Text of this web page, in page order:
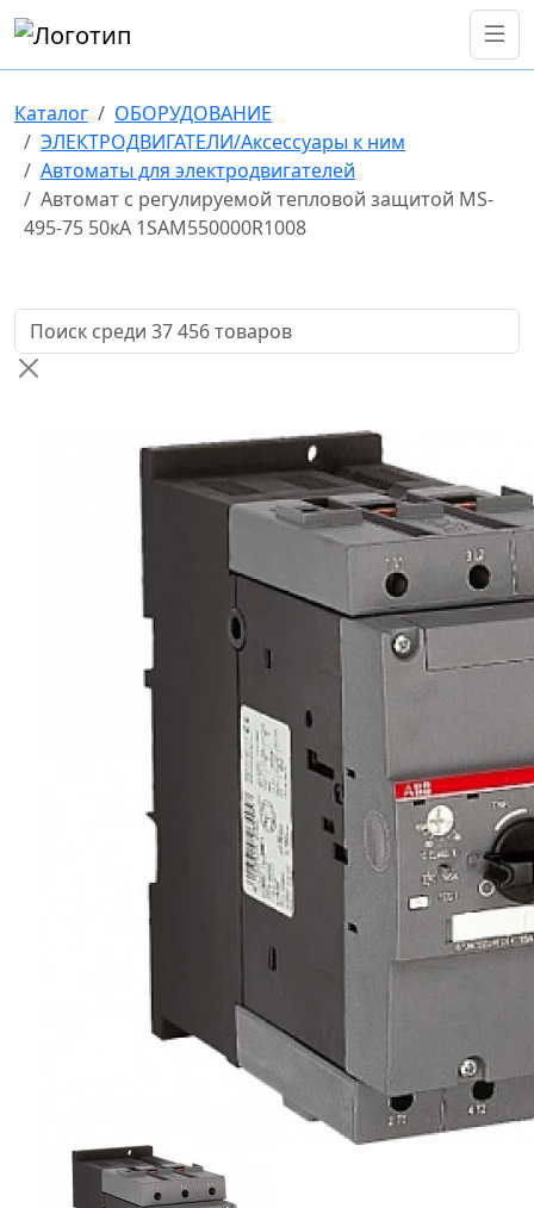
Каталог
ОБОРУДОВАНИЕ
ЭЛЕКТРОДВИГАТЕЛИ/Аксессуары к ним
Автоматы для электродвигателей
Автомат с регулируемой тепловой защитой MS-
495-75 50кА 1SAM550000R1008
Поиск товаров по названию или артикулу